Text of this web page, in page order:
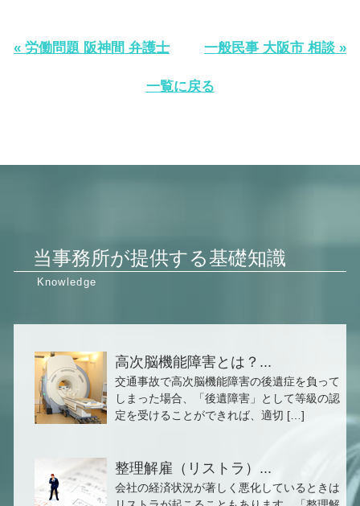
« 労働問題 阪神間 弁護士 一般民事 大阪市 相談 »
一覧に戻る
当事務所が提供する基礎知識
高次脳機能障害とは？...
交通事故で高次脳機能障害の後遺症を負って
しまった場合、「後遺障害」として等級の認
定を受けることができれば、適切 […]
整理解雇（リストラ）...
会社の経済状況が著しく悪化しているときは